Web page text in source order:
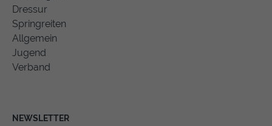
Dressur
Springreiten
Allgemein
Jugend
Verband
NEWSLETTER